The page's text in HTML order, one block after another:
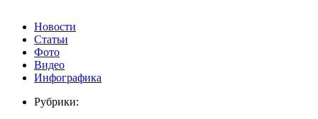
Новости
Статьи
Фото
Видео
Инфографика
Рубрики: